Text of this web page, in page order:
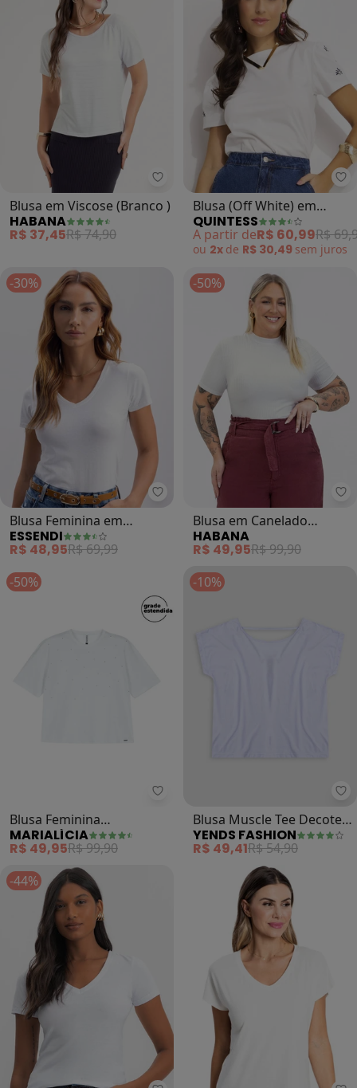
Habana - Blusa em Viscose
Blusa em Viscose (Branco )
HABANA
R$ 37,45R$ 74,90
Blusa (Off White) em
Malha de Algodão
Penteado
QUINTESS
A partir deR$ 60,99R$
ou 2x de R$ 30,49 sem juros
-30%
Essendi - Blusa Feminina em
Blusa Feminina em
Algodão (Branco)
ESSENDI
R$ 48,95R$ 69,99
-50%
Blusa em Canelado
(Branco)
HABANA
R$ 49,95R$ 99,90
-50%
Marialícia - Blusa Feminina
Blusa Feminina
Minimalista Strass
(Branco)
MARIALÍCIA
R$ 49,95R$ 99,90
-10%
Blusa Muscle Tee Decote
Costas (Branco)
YENDS FASHION
R$ 49,41R$ 54,90
-44%